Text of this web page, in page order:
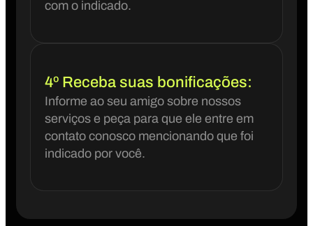
com o indicado.
4º Receba suas bonificações:
Informe ao seu amigo sobre nossos
serviços e peça para que ele entre em
contato conosco mencionando que foi
indicado por você.